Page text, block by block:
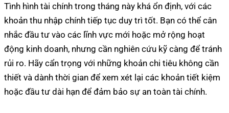
Tình hình tài chính trong tháng này khá ổn định, với các
khoản thu nhập chính tiếp tục duy trì tốt. Bạn có thể cân
nhắc đầu tư vào các lĩnh vực mới hoặc mở rộng hoạt
động kinh doanh, nhưng cần nghiên cứu kỹ càng để tránh
rủi ro. Hãy cẩn trọng với những khoản chi tiêu không cần
thiết và dành thời gian để xem xét lại các khoản tiết kiệm
hoặc đầu tư dài hạn để đảm bảo sự an toàn tài chính.